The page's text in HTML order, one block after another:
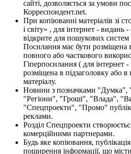
сайті, дозволяється за умови
Корреспондент.net.
При копіюванні матеріалів зі
і світу» , для інтернет - видань
відкрите для пошукових систем
Посилання має бути розміщена
повного або часткового
Гіперпосилання ( для інтернет
розміщена в підзаголовку або в
матеріалу.
Новини з позначками "Думка",
"Регіони", "Гроші", "Влада",
"Спецпроекти", "Промо"
реклами.
Розділ Спецпроекти
комерційними партнерами.
Будь яке копіювання,
поширення інформації, що